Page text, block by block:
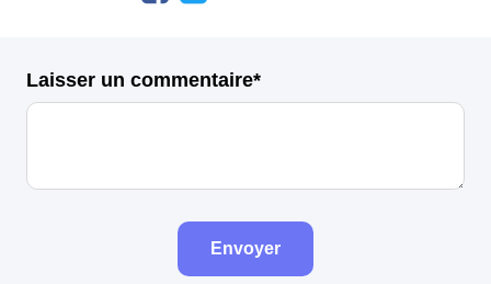
Laisser un commentaire*
Envoyer